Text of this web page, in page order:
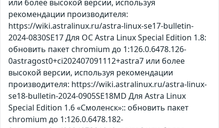
или более высокой версии, используя
рекомендации производителя:
https://wiki.astralinux.ru/astra-linux-se17-bulletin-
2024-0830SE17 Для ОС Astra Linux Special Edition 1.8:
обновить пакет chromium до 1:126.0.6478.126-
0astragost0+ci202407091112+astra7 или более
высокой версии, используя рекомендации
производителя: https://wiki.astralinux.ru/astra-linux-
se18-bulletin-2024-0905SE18MD Для Astra Linux
Special Edition 1.6 «Смоленск»:: обновить пакет
chromium до 1:126.0.6478.182-